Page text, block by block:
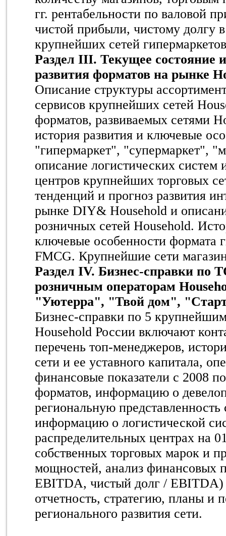
гг. рентабельности по валовой
чистой прибыли, чистому долгу
крупнейших сетей
Раздел III. Текущее состояние
развития форматов на рынке
Описание структуры
сервисов крупнейших сетей
форматов, развиваемых сетями
история развития и ключевые
"гипермаркет", "супермаркет",
описание логистических систем
центров крупнейших торговых
тенденций и прогноз развития
рынке DIY& Household и
розничных сетей Household.
ключевые особенности формата
FMCG. Крупнейшие сети
Раздел IV. Бизнес-справки по
розничным операторам
"Уютерра", "Твой дом",
Бизнес-справки по 5
Household России включают
перечень топ-менеджеров,
сети и ее уставного капитала,
финансовые показатели с 2008
форматов, информацию о
региональную
информацию о логистической
распределительных центрах на
собственных торговых марок и
мощностей, анализ финансовых
EBITDA, чистый долг /
отчетность, стратегию, планы и
регионального развития сети.